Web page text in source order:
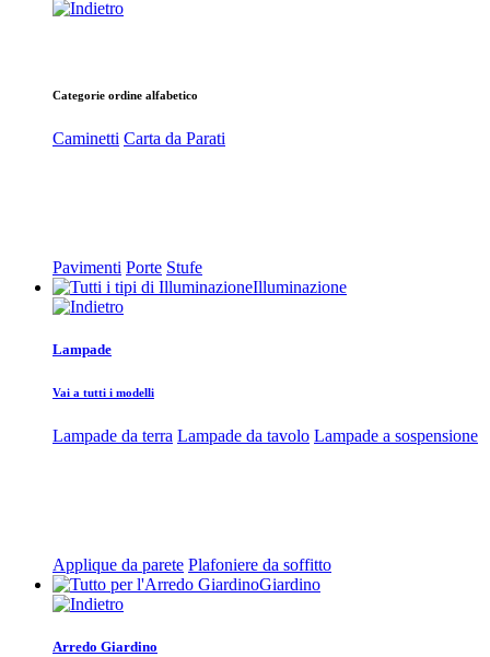
Categorie ordine alfabetico
Caminetti Carta da Parati
Pavimenti Porte Stufe
Illuminazione
Lampade
Vai a tutti i modelli
Lampade da terra Lampade da tavolo Lampade a sospensione
Applique da parete Plafoniere da soffitto
Giardino
Arredo Giardino